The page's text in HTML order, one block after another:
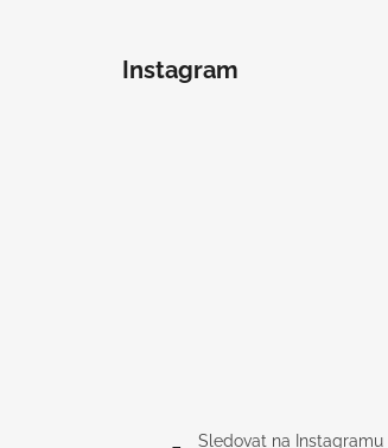
Instagram
Sledovat na Instagramu